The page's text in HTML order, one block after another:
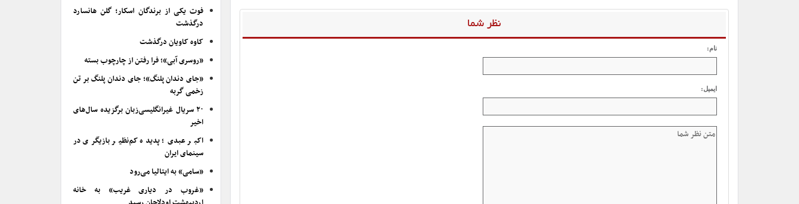
نظر شما
نام:
ایمیل:
فوت یکی از برندگان اسکار؛ گلن هانسارد
درگذشت
کاوه کاویان درگذشت
«روسری آبی»؛ فرا رفتن از چارچوب بسته
«جای دندان پلنگ»؛ جای دندان پلنگ بر تن
زخمی گربه
۲۰ سریال غیرانگلیسی‌زبان برگزیده سال‌های
اخیر
اکبر عبدی؛ پدیده کم‌نظیر بازیگری در
سینمای ایران
«سامی» به ایتالیا می‌رود
«غروب در دیاری غریب» به خانه